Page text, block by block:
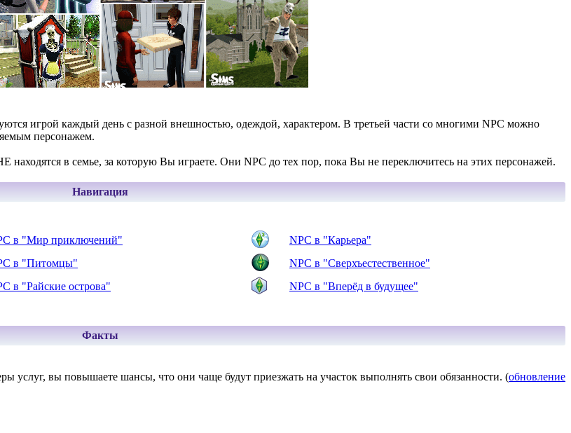
игрой каждый день с разной внешностью, одеждой, характером. В третьей части со многими NPC можно
персонажем.
находятся в семье, за которую Вы играете. Они NPC до тех пор, пока Вы не переключитесь на этих персонажей.
Навигация
в "Мир приключений"
NPC в "Карьера"
в "Питомцы"
NPC в "Сверхъестественное"
в "Райские острова" NPC в "Вперёд в будущее"
Факты
вы повышаете шансы, что они чаще будут приезжать на участок выполнять свои обязанности. (обновление